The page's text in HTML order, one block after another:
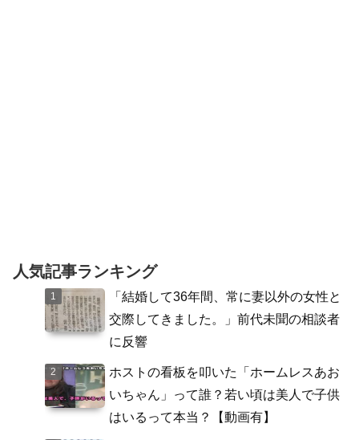
人気記事ランキング
「結婚して36年間、常に妻以外の女性と
交際してきました。」前代未聞の相談者
に反響
ホストの看板を叩いた「ホームレスあお
いちゃん」って誰？若い頃は美人で子供
はいるって本当？【動画有】